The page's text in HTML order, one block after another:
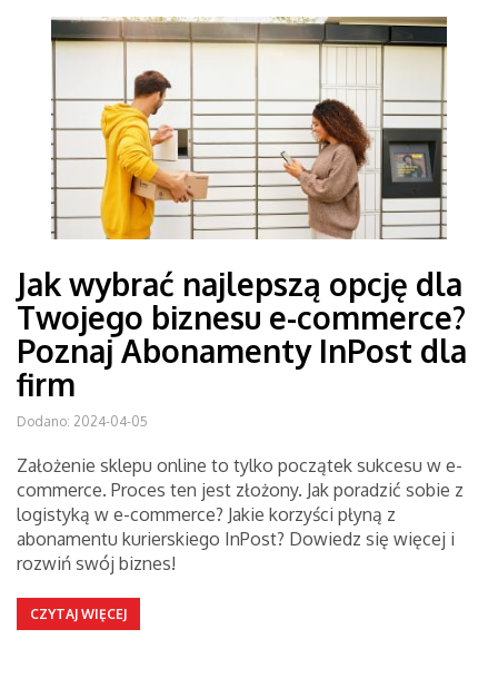
Jak wybrać najlepszą opcję dla
Twojego biznesu e-commerce?
Poznaj Abonamenty InPost dla
firm
Dodano: 2024-04-05
Założenie sklepu online to tylko początek sukcesu w e-
commerce. Proces ten jest złożony. Jak poradzić sobie z
logistyką w e-commerce? Jakie korzyści płyną z
abonamentu kurierskiego InPost? Dowiedz się więcej i
rozwiń swój biznes!
CZYTAJ WIĘCEJ